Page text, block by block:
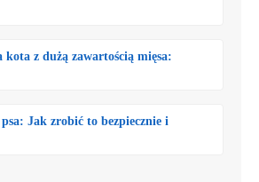
z dużą zawartością mięsa:
Jak zrobić to bezpiecznie i